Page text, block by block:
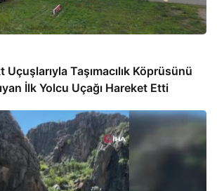
Taşımacılık Köprüsünü
İlk Yolcu Uçağı Hareket Etti